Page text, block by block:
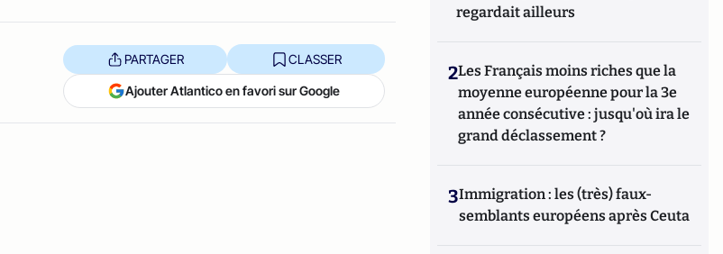
PARTAGER CLASSER
Ajouter Atlantico en favori sur Google
regardait ailleurs
2Les Français moins riches que la
moyenne européenne pour la 3e
année consécutive : jusqu'où ira le
grand déclassement ?
3Immigration : les (très) faux-
semblants européens après Ceuta